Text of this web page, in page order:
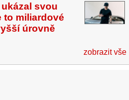
svou
to miliardové
úrovně
zobrazit vše